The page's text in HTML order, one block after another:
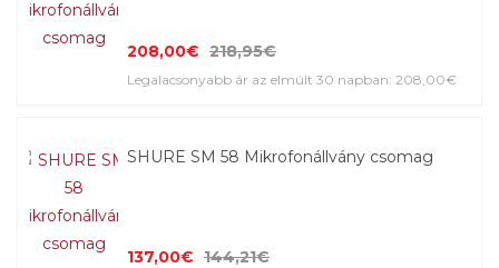
208,00€ 218,95€
Legalacsonyabb ár az elmúlt 30 napban: 208,00€
SHURE SM 58 Mikrofonállvány csomag
137,00€ 144,21€